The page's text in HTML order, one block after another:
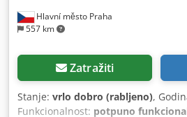
Hlavní město Praha
557 km
Zatražiti
Stanje: vrlo dobro (rabljeno),
Funkcionalnost: potpuno